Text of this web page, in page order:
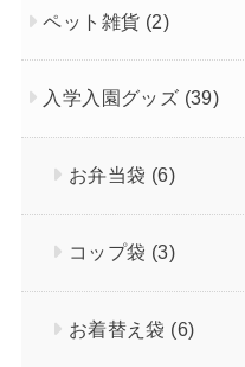
ペット雑貨 (2)
入学入園グッズ (39)
お弁当袋 (6)
コップ袋 (3)
お着替え袋 (6)